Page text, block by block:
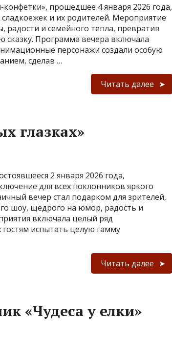
прошедшее 4 января 2026 года,
и их родителей. Мероприятие
и семейного тепла, превратив
Программа вечера включала
персонажи создали особую
сделав …
Читать далее
глазках»
2 января 2026 года,
для всех поклонников яркого
вечер стал подарком для зрителей,
шоу, щедрого на юмор, радость и
включала целый ряд
испытать целую гамму
Читать далее
«Чудеса у елки»